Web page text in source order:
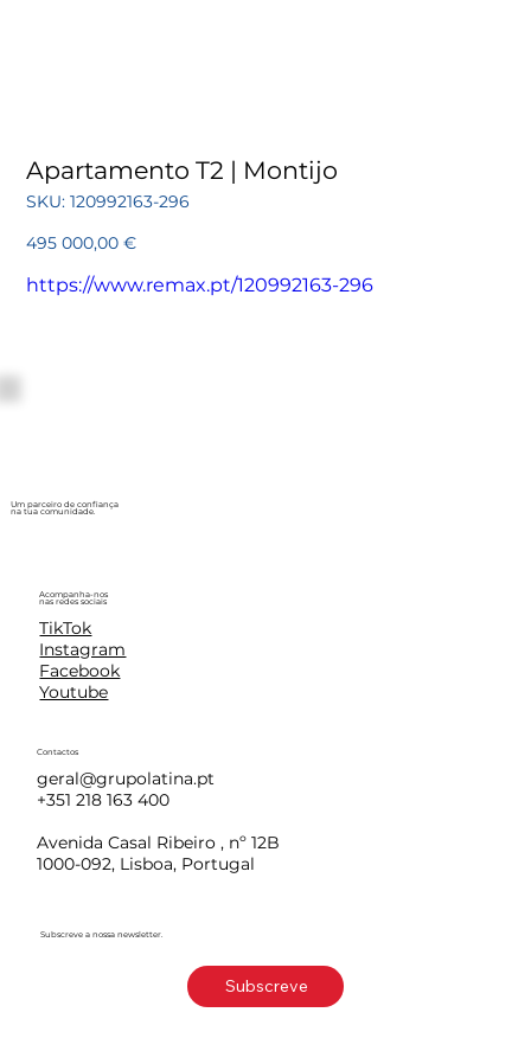
Apartamento T2 | Montijo
SKU: SKU
120992163-
120992163-296
Preço
495 000,00 €
https://www.remax.pt/120992163-296
Um parceiro de confiança
na tua comunidade.
Acompanha-nos
nas redes sociais
TikTok
Instagram
Facebook
Youtube
Contactos
geral@grupolatina.pt
+351 218 163 400
Avenida Casal Ribeiro , nº 12B
1000-092, Lisboa, Portugal
Subscreve a nossa newsletter.
Subscreve